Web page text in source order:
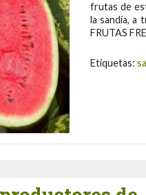
frutas de
la sandía, a
FRUTAS
Etiquetas: